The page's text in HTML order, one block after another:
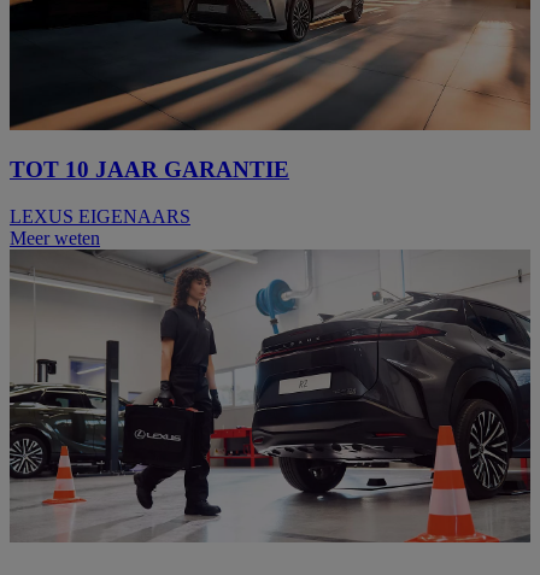
TOT 10 JAAR GARANTIE
LEXUS EIGENAARS
Meer weten